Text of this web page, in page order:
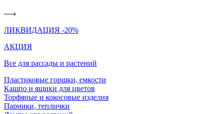
ЛИКВИДАЦИЯ -20%
АКЦИЯ
Все для рассады и растений
Пластиковые горшки, емкости
Кашпо и ящики для цветов
Торфяные и кокосовые изделия
Парники, теплички